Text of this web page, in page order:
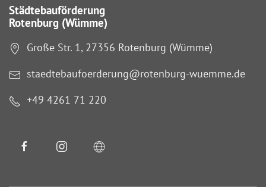
Städtebauförderung
Rotenburg (Wümme)
Große Str. 1, 27356 Rotenburg (Wümme)
staedtebaufoerderung@rotenburg-wuemme.de
+49 4261 71 220